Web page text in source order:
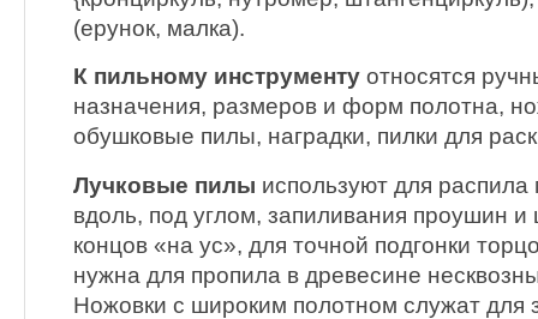
(ерунок, малка).
К пильному инструменту относятся
назначения, размеров и форм полотна,
обушковые пилы, наградки, пилки для
Лучковые пилы используют для
вдоль, под углом, запиливания проушин
концов «на ус», для точной подгонки
нужна для пропила в древесине
Ножовки с широким полотном служат для